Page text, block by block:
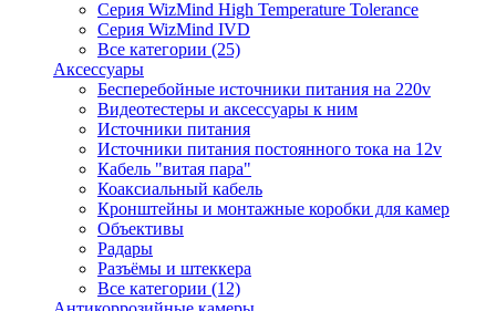
Серия WizMind High Temperature Tolerance
Серия WizMind IVD
Все категории (25)
Аксессуары
Бесперебойные источники питания на 220v
Видеотестеры и аксессуары к ним
Источники питания
Источники питания постоянного тока на 12v
Кабель "витая пара"
Коаксиальный кабель
Кронштейны и монтажные коробки для камер
Объективы
Радары
Разъёмы и штеккера
Все категории (12)